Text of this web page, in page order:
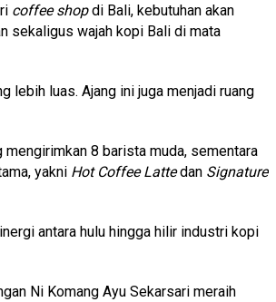
coffee shopdi Bali, kebutuhan akan
sekaligus wajah kopi Bali di mata
luas. Ajang ini juga menjadi ruang
8 barista muda, sementara
yakni Hot Coffee Lattedan Signature
antara hulu hingga hilir industri kopi
Ni Komang Ayu Sekarsari meraih